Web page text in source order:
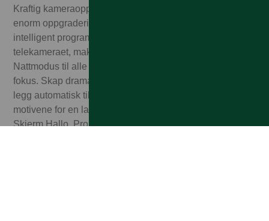
Kraftig kameraoppgradering og flere fotoinnstillinger. En
enorm oppgradering av maskinvaren møter super-
intelligent programvare for å gi tre ganger optisk zoom til
telekameraet, makro til kameraet med ultravidvinkel og
Nattmodus til alle kameraene. Filmatisk modus Skift
fokus. Skap dramatikk. Film med liten dybdeskarphet og
legg automatisk til elegante fokusoverganger mellom
motivene for en langt mer kreativ historiefortelling.
Skjerm Hallo, ProMotion.